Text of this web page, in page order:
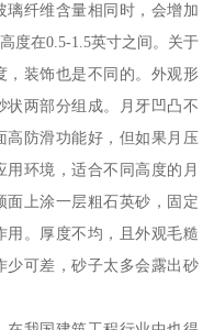
璃纤维含量相同时，会增加
度在0.5-1.5英寸之间。关于
，装饰也是不同的。外观形
状两部分组成。月牙凹凸不
高防滑功能好，但如果月压
环境，适合不同高度的月
面上涂一层粗石英砂，固定
用。厚度不均，且外观毛糙
少可差，砂子太多会露出砂